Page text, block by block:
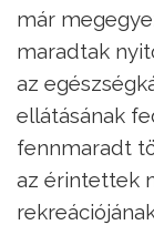
már
maradtak
az
ellátásának
fennmaradt
az érintettek